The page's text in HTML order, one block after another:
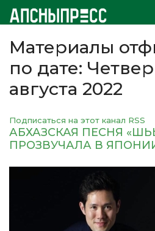
Материалы
по дате:
августа 2022
Подписаться на этот канал RSS
АБХАЗСКАЯ ПЕСНЯ
ПРОЗВУЧАЛА В